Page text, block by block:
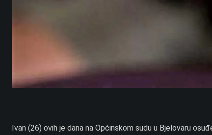
Ivan (26) ovih je dana na Općinskom sudu u Bjelovaru